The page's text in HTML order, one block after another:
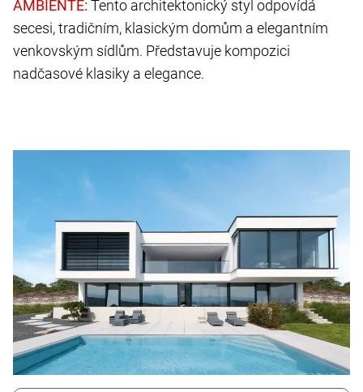
Tento architektonický styl odpovídá
secesi, tradičním, klasickým domům a elegantním
venkovským sídlům. Představuje kompozici
nadčasové klasiky a elegance.